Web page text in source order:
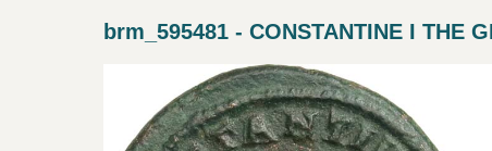
brm_595481 - CONSTANTINE I THE